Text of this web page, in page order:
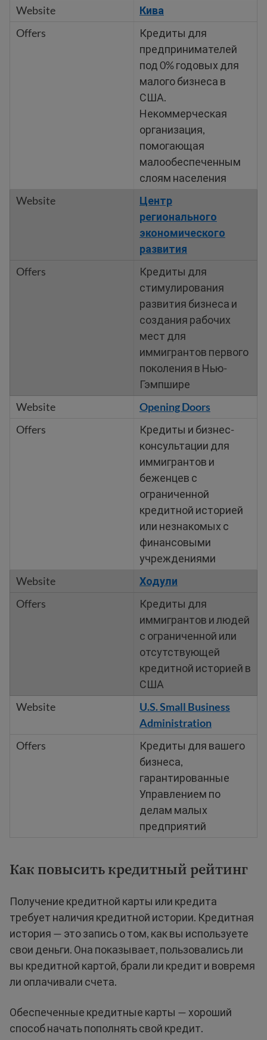
Кива
Кредиты для
предпринимателей
под 0% годовых для
малого бизнеса в
США.
Некоммерческая
организация,
помогающая
малообеспеченным
слоям населения
Центр
регионального
экономического
развития
Кредиты для
стимулирования
развития бизнеса и
создания рабочих
мест для
иммигрантов первого
поколения в Нью-
Гэмпшире
Opening Doors
Кредиты и бизнес-
консультации для
иммигрантов и
беженцев с
ограниченной
кредитной историей
или незнакомых с
финансовыми
учреждениями
Ходули
Кредиты для
иммигрантов и людей
с ограниченной или
отсутствующей
кредитной историей в
США
U.S. Small Business
Administration
Кредиты для вашего
бизнеса,
гарантированные
Управлением по
делам малых
предприятий
Как повысить кредитный рейтинг
Получение кредитной карты или кредита
требует наличия кредитной истории. Кредитная
история — это запись о том, как вы используете
свои деньги. Она показывает, пользовались ли
вы кредитной картой, брали ли кредит и вовремя
ли оплачивали счета.
Обеспеченные кредитные карты — хороший
способ начать пополнять свой кредит.